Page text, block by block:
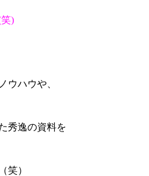
)
ウハウや、
秀逸の資料を
笑）